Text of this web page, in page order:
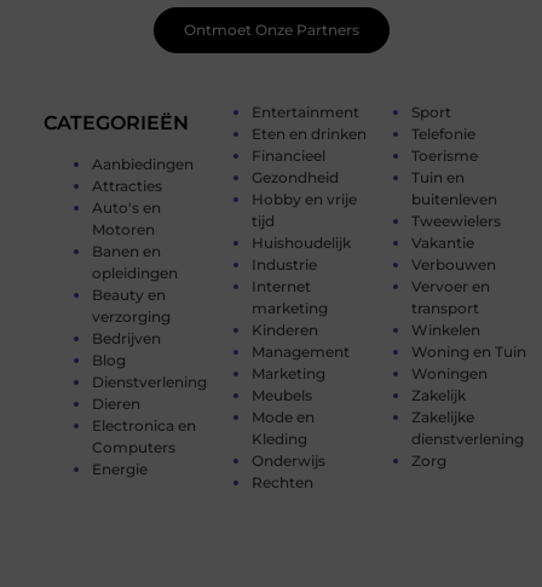
CATEGORIEËN
Aanbiedingen
Attracties
Auto's en
Motoren
Banen en
opleidingen
Beauty en
verzorging
Bedrijven
Blog
Dienstverlening
Dieren
Electronica en
Computers
Energie
Entertainment
Eten en drinken
Financieel
Gezondheid
Hobby en vrije
tijd
Huishoudelijk
Industrie
Internet
marketing
Kinderen
Management
Marketing
Meubels
Mode en
Kleding
Onderwijs
Rechten
Sport
Telefonie
Toerisme
Tuin en
buitenleven
Tweewielers
Vakantie
Verbouwen
Vervoer en
transport
Winkelen
Woning en Tuin
Woningen
Zakelijk
Zakelijke
dienstverlening
Zorg
Ontmoet Onze Partners